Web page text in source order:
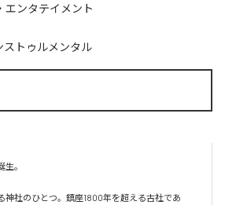
エンタテイメント
ストゥルメンタル
。
神社のひとつ。鎮座1800年を超える古社であ